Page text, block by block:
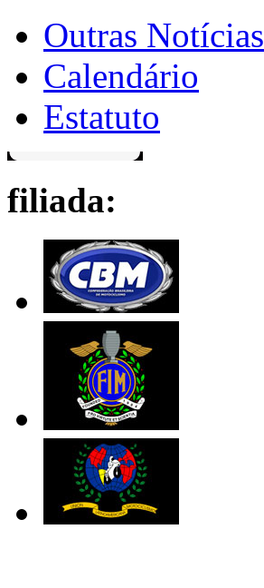
Outras Notícias
Calendário
Estatuto
filiada: